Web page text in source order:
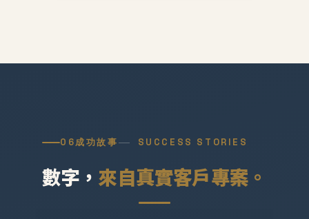
06成功故事 SUCCESS STORIES
數字， 來自真實客戶專案。